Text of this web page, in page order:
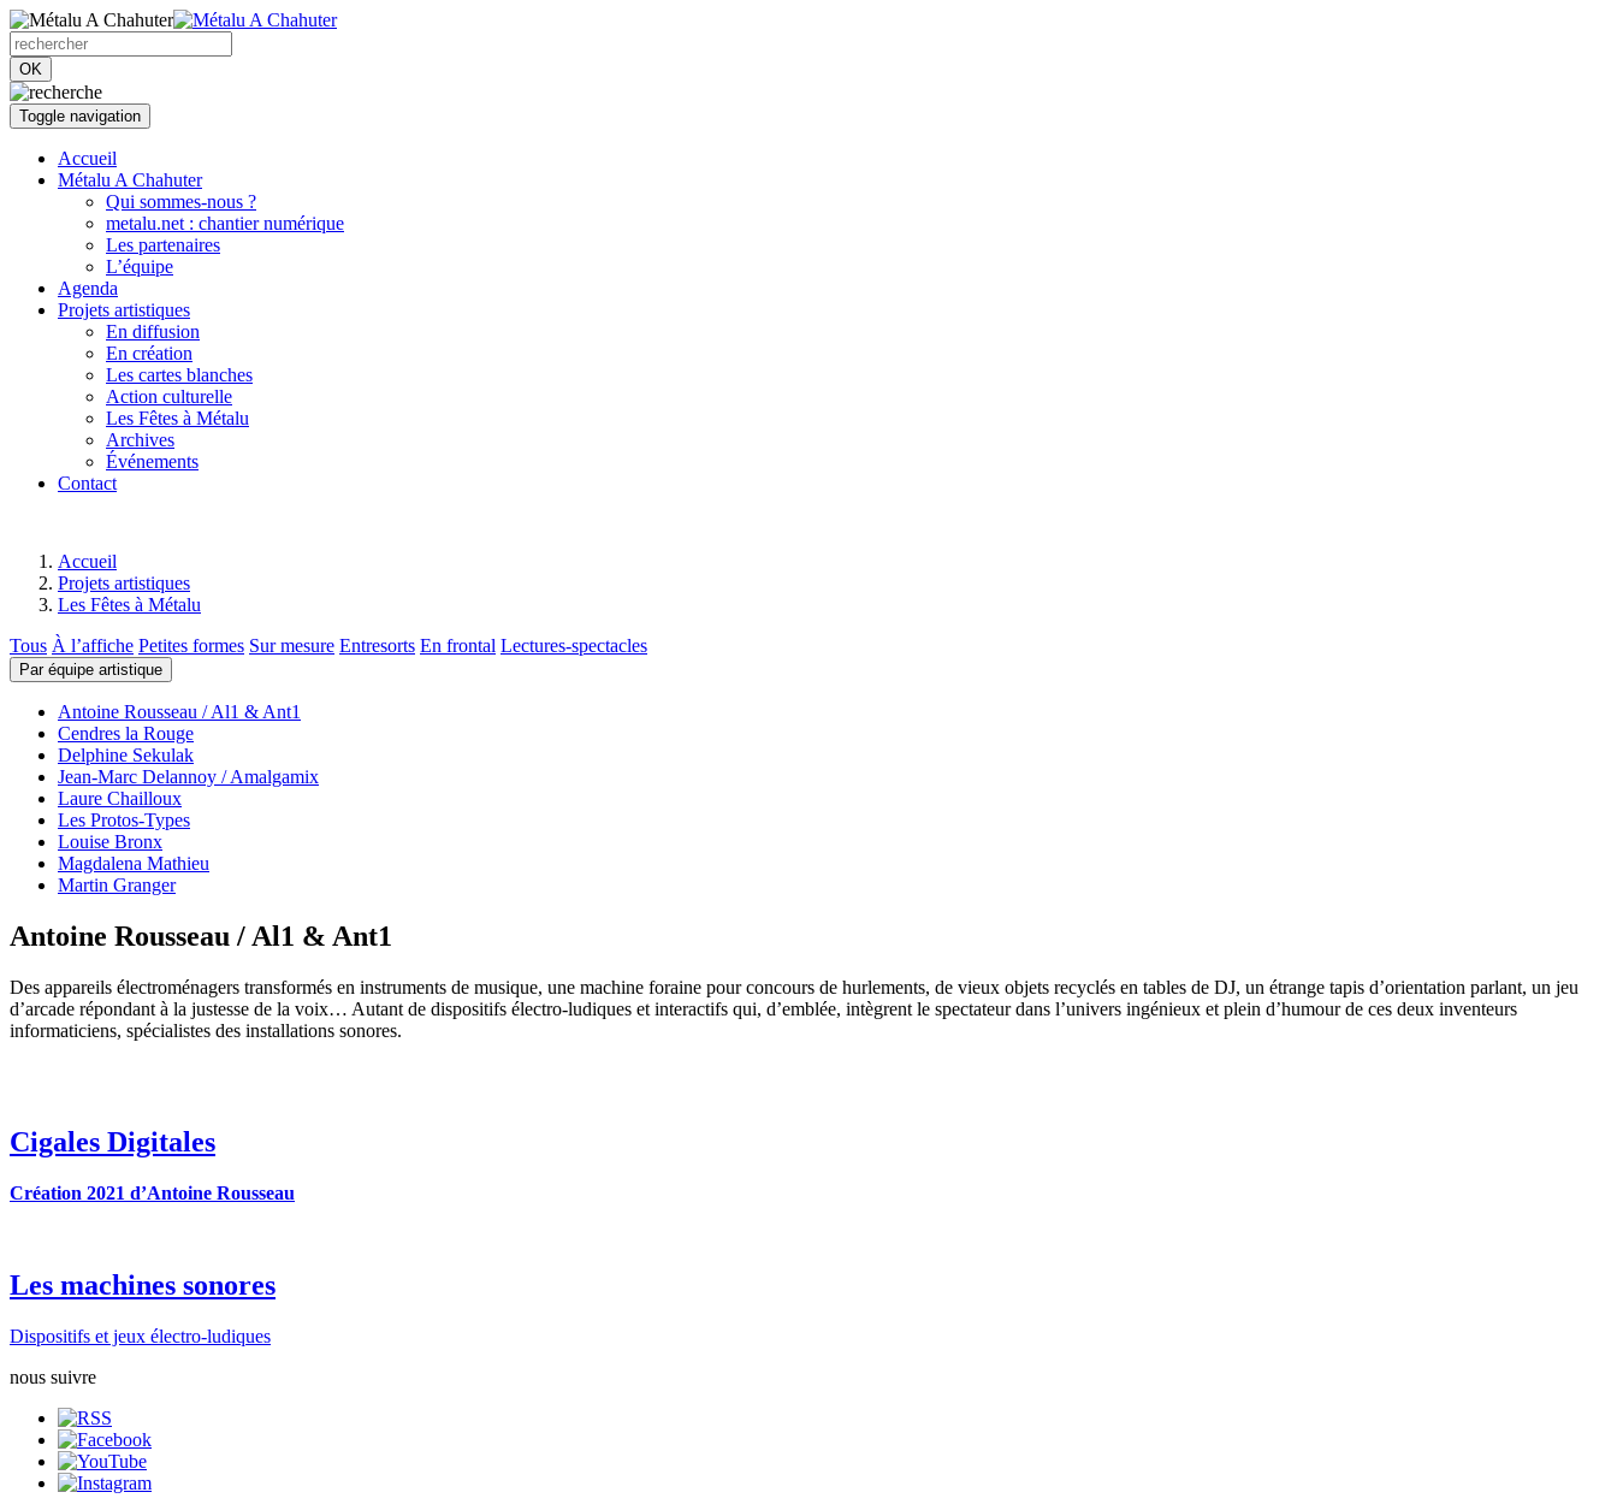
OK
Toggle navigation
Accueil
Métalu A Chahuter
Qui sommes-nous ?
metalu.net : chantier numérique
Les partenaires
L’équipe
Agenda
Projets artistiques
En diffusion
En création
Les cartes blanches
Action culturelle
Les Fêtes à Métalu
Archives
Événements
Contact
Accueil
Projets artistiques
Les Fêtes à Métalu
Tous À l’affiche Petites formes Sur mesure Entresorts En frontal Lectures-spectacles
Par équipe artistique
Antoine Rousseau / Al1 & Ant1
Cendres la Rouge
Delphine Sekulak
Jean-Marc Delannoy / Amalgamix
Laure Chailloux
Les Protos-Types
Louise Bronx
Magdalena Mathieu
Martin Granger
Antoine Rousseau / Al1 & Ant1
Des appareils électroménagers transformés en instruments de musique, une machine foraine pour concours de hurlements, de vieux objets recyclés en tables de DJ, un étrange tapis d’orientation parlant, un jeu
d’arcade répondant à la justesse de la voix… Autant de dispositifs électro-ludiques et interactifs qui, d’emblée, intègrent le spectateur dans l’univers ingénieux et plein d’humour de ces deux inventeurs
informaticiens, spécialistes des installations sonores.
Cigales Digitales
Création 2021 d’Antoine Rousseau
Les machines sonores
Dispositifs et jeux électro-ludiques
nous suivre